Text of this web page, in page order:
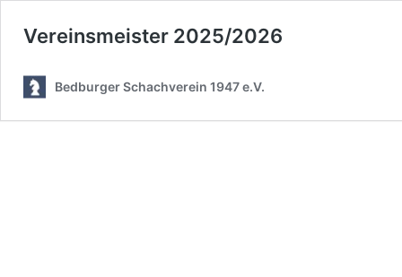
Vereinsmeister 2025/2026
Bedburger Schachverein 1947 e.V.